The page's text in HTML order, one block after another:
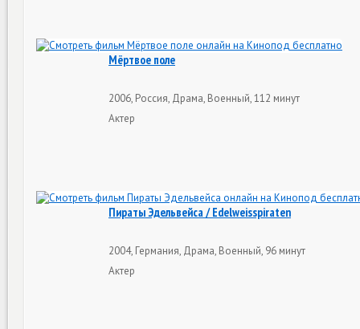
Мёртвое поле
2006, Россия, Драма, Военный, 112 минут
Актер
Пираты Эдельвейса / Edelweisspiraten
2004, Германия, Драма, Военный, 96 минут
Актер